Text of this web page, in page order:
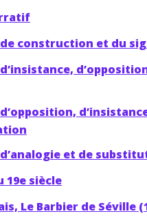
construction et du
et de
19e siècle
Le Barbier de Séville